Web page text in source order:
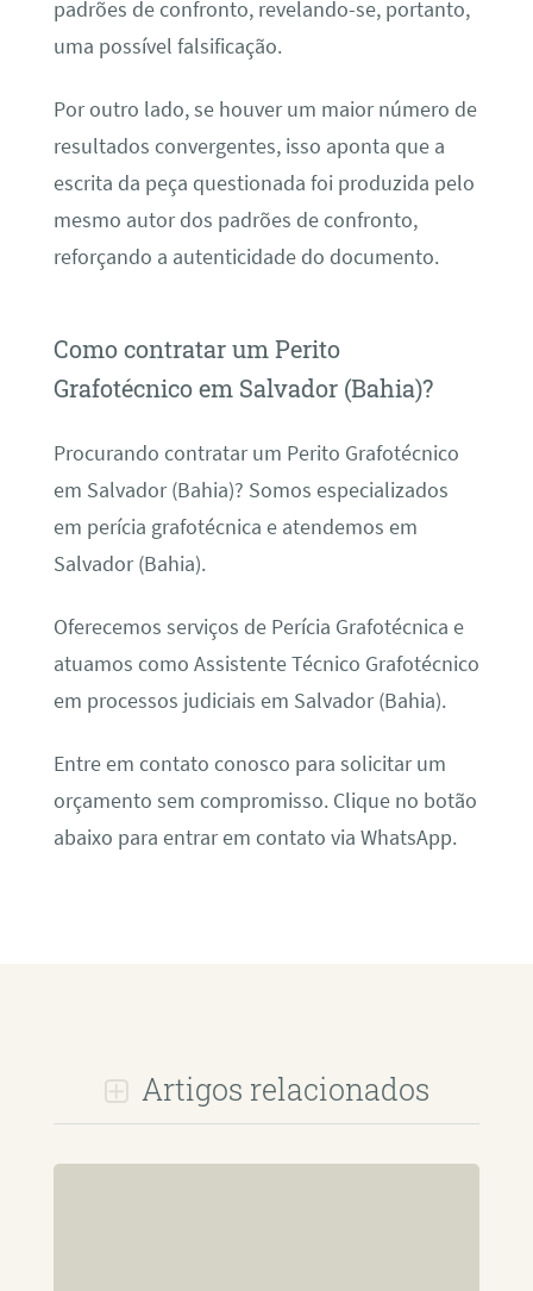
padrões de confronto, revelando-se, portanto,
uma possível falsificação.
Por outro lado, se houver um maior número de
resultados convergentes, isso aponta que a
escrita da peça questionada foi produzida pelo
mesmo autor dos padrões de confronto,
reforçando a autenticidade do documento.
Como contratar um Perito
Grafotécnico em Salvador (Bahia)?
Procurando contratar um Perito Grafotécnico
em Salvador (Bahia)? Somos especializados
em perícia grafotécnica e atendemos em
Salvador (Bahia).
Oferecemos serviços de Perícia Grafotécnica e
atuamos como Assistente Técnico Grafotécnico
em processos judiciais em Salvador (Bahia).
Entre em contato conosco para solicitar um
orçamento sem compromisso. Clique no botão
abaixo para entrar em contato via WhatsApp.
Artigos relacionados